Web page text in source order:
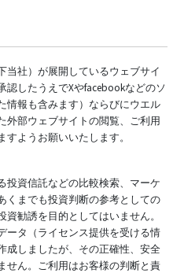
当社）が展開しているウェブサイ
認したうえでXやfacebookなどのソ
情報も含みます）ならびにウエル
外部ウェブサイトの閲覧、ご利用
ようお願いいたします。
投資信託などの比較検索、マーケ
くまでも投資判断の参考としての
勧誘を目的としてはいません。
ータ（ライセンス提供を受ける情
成しましたが、その正確性、安全
せん。ご利用はお客様の判断と責